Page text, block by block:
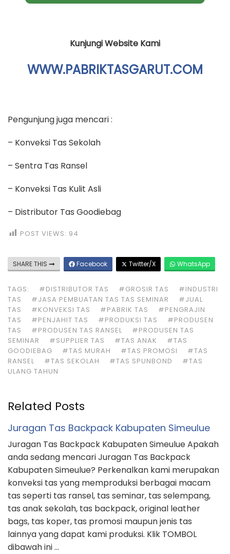
Kunjungi Website Kami
WWW.PABRIKTASGARUT.COM
Pengunjung juga mencari :
– Konveksi Tas Sekolah
– Sentra Tas Ransel
– Konveksi Tas Kulit Asli
– Distributor Tas Goodiebag
POST VIEWS: 94
SHARE THIS Facebook Twitter/X WhatsApp
TAGS: #DISTRIBUTOR TAS #GROSIR TAS
#INDUSTRI
TAS
#JASA PEMBUATAN TAS TAS SEMINAR
#JUAL
TAS
#KONVEKSI TAS #PABRIK TAS
#PENGRAJIN
TAS
#PENJAHIT TAS #PRODUKSI TAS
#PRODUSEN
TAS
#PRODUSEN TAS RANSEL
#PRODUSEN TAS
SEMINAR
#SUPPLIER TAS #TAS ANAK
#TAS
GOODIEBAG
#TAS MURAH #TAS PROMOSI
#TAS
RANSEL
#TAS SEKOLAH #TAS SPUNBOND
#TAS
ULANG TAHUN
Related Posts
Juragan Tas Backpack Kabupaten Simeulue
Juragan Tas Backpack Kabupaten Simeulue Apakah
anda sedang mencari Juragan Tas Backpack
Kabupaten Simeulue? Perkenalkan kami merupakan
konveksi tas yang memproduksi berbagai macam
tas seperti tas ransel, tas seminar, tas selempang,
tas anak sekolah, tas backpack, original leather
bags, tas koper, tas promosi maupun jenis tas
lainnya yang dapat kami produksi. Klik TOMBOL
dibawah ini …